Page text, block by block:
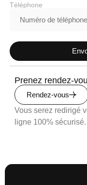
Téléphone
Prenez rendez-
Rendez-vous
Vous serez redirigé
ligne 100% sécurisé.